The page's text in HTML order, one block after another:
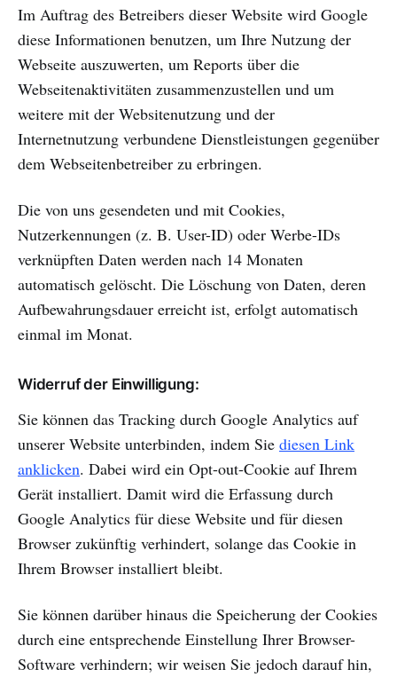
Im Auftrag des Betreibers dieser Website wird Google
diese Informationen benutzen, um Ihre Nutzung der
Webseite auszuwerten, um Reports über die
Webseitenaktivitäten zusammenzustellen und um
weitere mit der Websitenutzung und der
Internetnutzung verbundene Dienstleistungen gegenüber
dem Webseitenbetreiber zu erbringen.
Die von uns gesendeten und mit Cookies,
Nutzerkennungen (z. B. User-ID) oder Werbe-IDs
verknüpften Daten werden nach 14 Monaten
automatisch gelöscht. Die Löschung von Daten, deren
Aufbewahrungsdauer erreicht ist, erfolgt automatisch
einmal im Monat.
Widerruf der Einwilligung:
Sie können das Tracking durch Google Analytics auf
unserer Website unterbinden, indem Sie diesen Link
anklicken. Dabei wird ein Opt-out-Cookie auf Ihrem
Gerät installiert. Damit wird die Erfassung durch
Google Analytics für diese Website und für diesen
Browser zukünftig verhindert, solange das Cookie in
Ihrem Browser installiert bleibt.
Sie können darüber hinaus die Speicherung der Cookies
durch eine entsprechende Einstellung Ihrer Browser-
Software verhindern; wir weisen Sie jedoch darauf hin,